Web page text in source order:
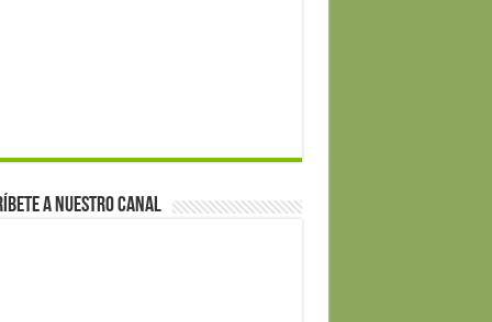
a nuestro canal